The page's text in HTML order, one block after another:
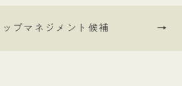
プマネジメント候補 →